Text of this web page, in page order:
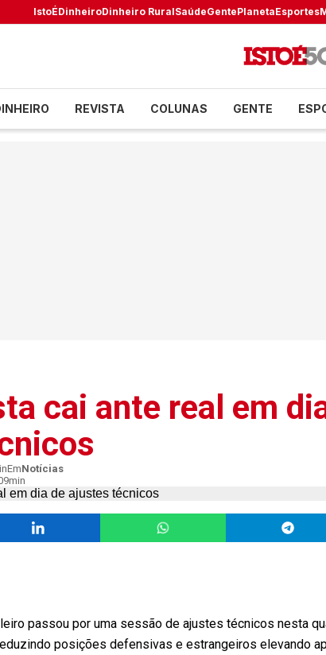
IstoÉDinheiroDinheiro RuralSaúdeGentePlanetaEsportes
REVISTA COLUNAS GENTE
cai ante real em
EmNotícias
passou por uma sessão de ajustes técnicos nesta
posições defensivas e estrangeiros elevando